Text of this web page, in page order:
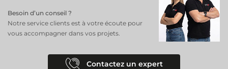
Besoin d’un conseil ?
Notre service clients est à votre écoute pour
vous accompagner dans vos projets.
Contactez un expert